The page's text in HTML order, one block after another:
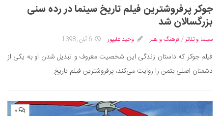
جوکر پرفروشترین فیلم تاریخ سینما در رده سنی
بزرگسالان شد
سینما و تئاتر / فرهنگ و هنر وحید علیپور 6 آبان, 1398
فیلم جوکر که داستان زندگی این شخصیت معروف و تبدیل شدن او به یکی از
دشمنان اصلی بتمن را روایت می‌کند، پرفروشترین فیلم تاریخ...
۰